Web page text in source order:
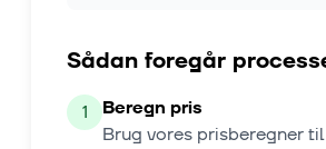
Sådan foregår
1
Beregn pris
Brug vores prisberegner